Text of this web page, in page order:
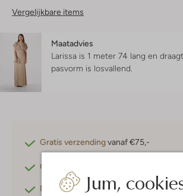
Jum,
Vergelijkbare items
Maatadvies
Larissa is 1 meter 74 lang en
pasvorm is losvallend
Gratis verzendingvanaf €75,-
Gratis retourneren
Betaal achterafmet Klarna